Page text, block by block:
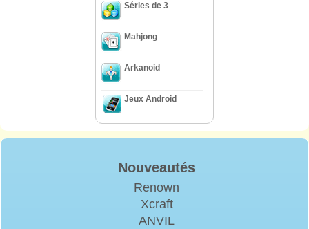
Séries de 3
Mahjong
Arkanoid
Jeux Android
Nouveautés
Renown
Xcraft
ANVIL